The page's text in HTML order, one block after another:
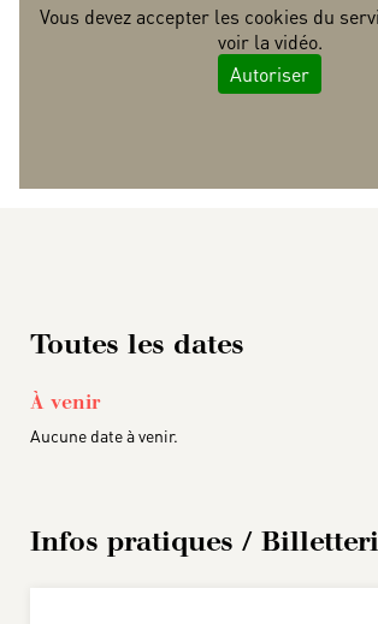
Vous devez accepter les cookies du
voir la vidéo.
Autoriser
Toutes les dates
À venir
Aucune date à venir.
Infos pratiques /